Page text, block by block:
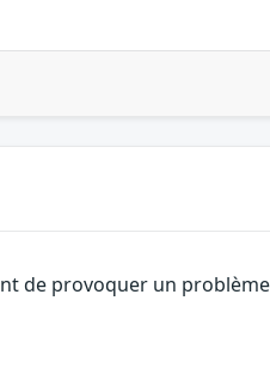
de provoquer un